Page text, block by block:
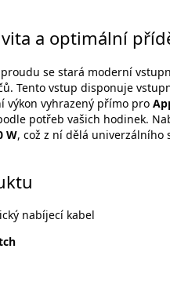
a optimální
se stará moderní
Tento vstup disponuje
výkon vyhrazený přímo pro
potřeb vašich hodinek.
W, což z ní dělá univerzálního
nabíjecí kabel